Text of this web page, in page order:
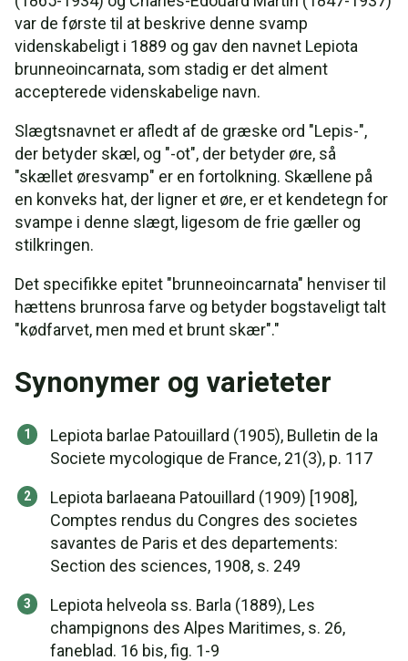
var de første til at beskrive denne svamp
videnskabeligt i 1889 og gav den navnet Lepiota
brunneoincarnata, som stadig er det alment
accepterede videnskabelige navn.
Slægtsnavnet er afledt af de græske ord "Lepis-",
der betyder skæl, og "-ot", der betyder øre, så
"skællet øresvamp" er en fortolkning. Skællene på
en konveks hat, der ligner et øre, er et kendetegn for
svampe i denne slægt, ligesom de frie gæller og
stilkringen.
Det specifikke epitet "brunneoincarnata" henviser til
hættens brunrosa farve og betyder bogstaveligt talt
"kødfarvet, men med et brunt skær"."
Synonymer og varieteter
Lepiota barlae Patouillard (1905), Bulletin de la
Societe mycologique de France, 21(3), p. 117
Lepiota barlaeana Patouillard (1909) [1908],
Comptes rendus du Congres des societes
savantes de Paris et des departements:
Section des sciences, 1908, s. 249
Lepiota helveola ss. Barla (1889), Les
champignons des Alpes Maritimes, s. 26,
faneblad. 16 bis, fig. 1-9